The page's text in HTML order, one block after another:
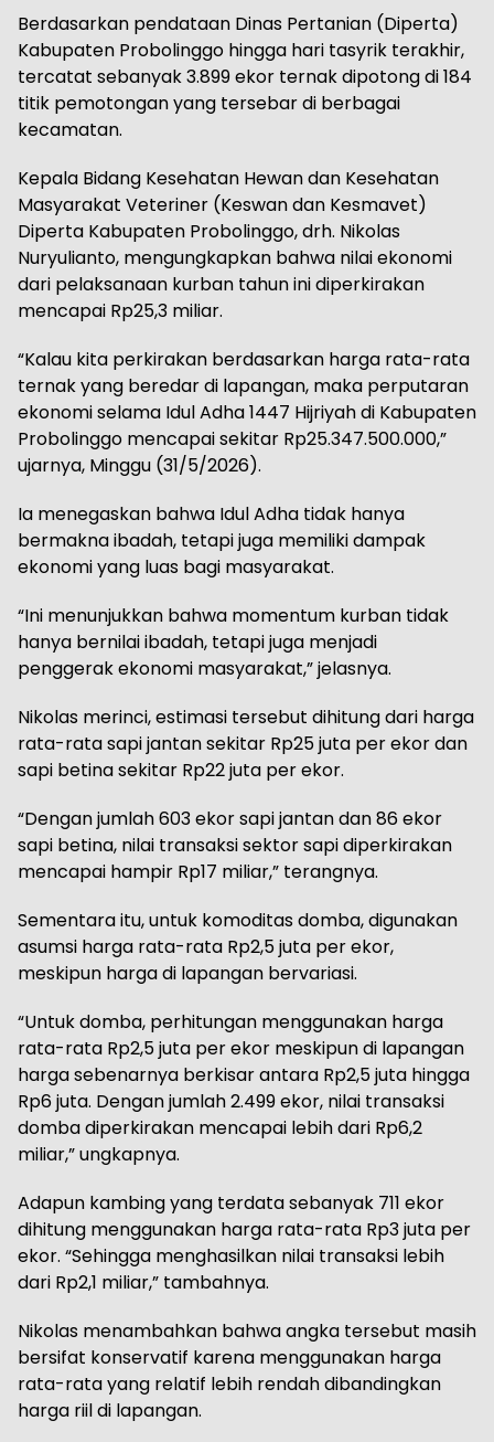
Berdasarkan pendataan Dinas Pertanian (Diperta)
Kabupaten Probolinggo hingga hari tasyrik terakhir,
tercatat sebanyak 3.899 ekor ternak dipotong di 184
titik pemotongan yang tersebar di berbagai
kecamatan.
Kepala Bidang Kesehatan Hewan dan Kesehatan
Masyarakat Veteriner (Keswan dan Kesmavet)
Diperta Kabupaten Probolinggo, drh. Nikolas
Nuryulianto, mengungkapkan bahwa nilai ekonomi
dari pelaksanaan kurban tahun ini diperkirakan
mencapai Rp25,3 miliar.
“Kalau kita perkirakan berdasarkan harga rata-rata
ternak yang beredar di lapangan, maka perputaran
ekonomi selama Idul Adha 1447 Hijriyah di Kabupaten
Probolinggo mencapai sekitar Rp25.347.500.000,”
ujarnya, Minggu (31/5/2026).
Ia menegaskan bahwa Idul Adha tidak hanya
bermakna ibadah, tetapi juga memiliki dampak
ekonomi yang luas bagi masyarakat.
“Ini menunjukkan bahwa momentum kurban tidak
hanya bernilai ibadah, tetapi juga menjadi
penggerak ekonomi masyarakat,” jelasnya.
Nikolas merinci, estimasi tersebut dihitung dari harga
rata-rata sapi jantan sekitar Rp25 juta per ekor dan
sapi betina sekitar Rp22 juta per ekor.
“Dengan jumlah 603 ekor sapi jantan dan 86 ekor
sapi betina, nilai transaksi sektor sapi diperkirakan
mencapai hampir Rp17 miliar,” terangnya.
Sementara itu, untuk komoditas domba, digunakan
asumsi harga rata-rata Rp2,5 juta per ekor,
meskipun harga di lapangan bervariasi.
“Untuk domba, perhitungan menggunakan harga
rata-rata Rp2,5 juta per ekor meskipun di lapangan
harga sebenarnya berkisar antara Rp2,5 juta hingga
Rp6 juta. Dengan jumlah 2.499 ekor, nilai transaksi
domba diperkirakan mencapai lebih dari Rp6,2
miliar,” ungkapnya.
Adapun kambing yang terdata sebanyak 711 ekor
dihitung menggunakan harga rata-rata Rp3 juta per
ekor. “Sehingga menghasilkan nilai transaksi lebih
dari Rp2,1 miliar,” tambahnya.
Nikolas menambahkan bahwa angka tersebut masih
bersifat konservatif karena menggunakan harga
rata-rata yang relatif lebih rendah dibandingkan
harga riil di lapangan.